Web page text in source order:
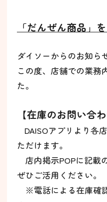
「だんぜん商品」
ダイソーからのお知ら
この度、店舗での業務
た。
【在庫のお問い合
DAISOアプリより各
ただけます。
店内掲示POPに記載
ぜひご活用ください。
※電話による在庫確